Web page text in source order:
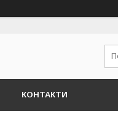
КОНТАКТИ